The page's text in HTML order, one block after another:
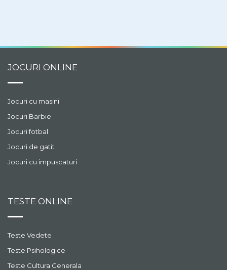
JOCURI ONLINE
Jocuri cu masini
Jocuri Barbie
Jocuri fotbal
Jocuri de gatit
Jocuri cu impuscaturi
TESTE ONLINE
Teste Vedete
Teste Psihologice
Teste Cultura Generala